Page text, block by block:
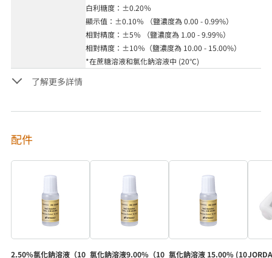
白利糖度：±0.20％
顯示值：±0.10％ （鹽濃度為 0.00 - 0.99%）
相對精度：±5％ （鹽濃度為 1.00 - 9.99%）
相對精度：±10％（鹽濃度為 10.00 - 15.00%）
*在蔗糖溶液和氯化鈉溶液中 (20°C)
了解更多詳情
配件
2.50%氯化鈉溶液（10 氯化鈉溶液9.00%（10 氯化鈉溶液 15.00% (10